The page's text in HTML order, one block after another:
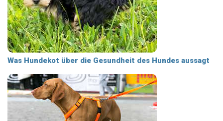
Was Hundekot über die Gesundheit des Hundes aussagt